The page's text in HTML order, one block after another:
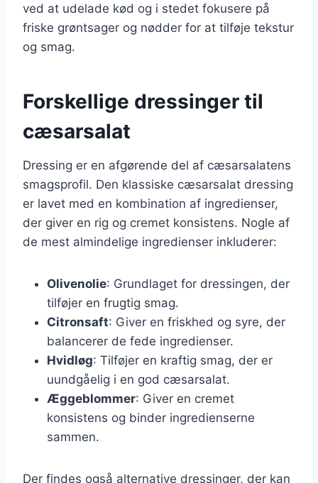
ved at udelade kød og i stedet fokusere på
friske grøntsager og nødder for at tilføje tekstur
og smag.
Forskellige dressinger til
cæsarsalat
Dressing er en afgørende del af cæsarsalatens
smagsprofil. Den klassiske cæsarsalat dressing
er lavet med en kombination af ingredienser,
der giver en rig og cremet konsistens. Nogle af
de mest almindelige ingredienser inkluderer:
Olivenolie: Grundlaget for dressingen, der
tilføjer en frugtig smag.
Citronsaft: Giver en friskhed og syre, der
balancerer de fede ingredienser.
Hvidløg: Tilføjer en kraftig smag, der er
uundgåelig i en god cæsarsalat.
Æggeblommer: Giver en cremet
konsistens og binder ingredienserne
sammen.
Der findes også alternative dressinger, der kan